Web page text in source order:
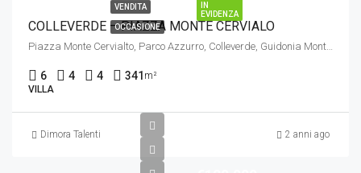
IN
EVIDENZA
VENDITA
OCCASIONE
COLLEVERDE – PIAZZA MONTE CERVIALO
Piazza Monte Cervialto, Parco Azzurro, Colleverde, Guidonia Montecelio, Roma, Lazio, Italia
6 4 4 341 m²
VILLA
Dimora Talenti 2 anni ago